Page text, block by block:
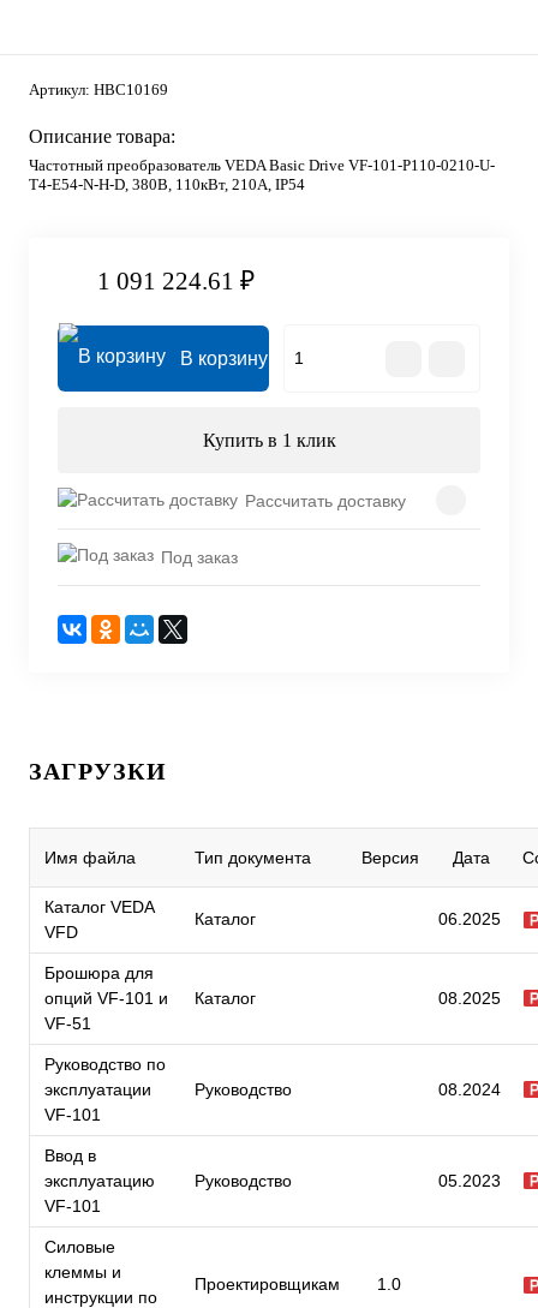
Артикул: HBC10169
Описание товара:
Частотный преобразователь VEDA Basic Drive VF-101-P110-0210-U-
T4-E54-N-H-D, 380В, 110кВт, 210А, IP54
1 091 224.61 ₽
В корзину
Купить в 1 клик
Рассчитать доставку
Под заказ
ЗАГРУЗКИ
Имя файла Тип документа Версия Дата
Каталог VEDA
VFD
Каталог 06.2025
Брошюра для
опций VF-101 и
VF-51
Каталог 08.2025
Руководство по
эксплуатации
VF-101
Руководство 08.2024
Ввод в
эксплуатацию
VF-101
Руководство 05.2023
Силовые
клеммы и
инструкции по
Проектировщикам 1.0